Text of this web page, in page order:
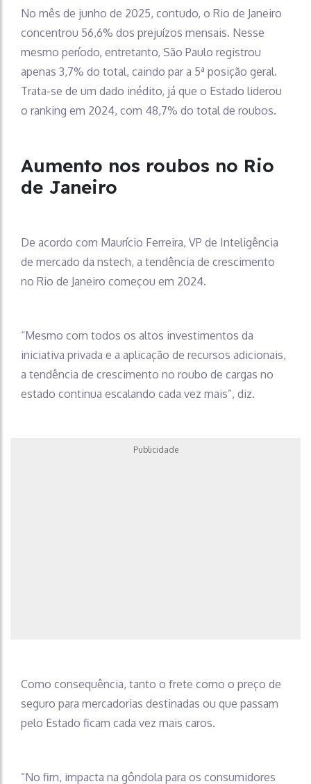
No mês de junho de 2025, contudo, o Rio de Janeiro
concentrou 56,6% dos prejuízos mensais. Nesse
mesmo período, entretanto, São Paulo registrou
apenas 3,7% do total, caindo par a 5ª posição geral.
Trata-se de um dado inédito, já que o Estado liderou
o ranking em 2024, com 48,7% do total de roubos.
Aumento nos roubos no Rio
de Janeiro
De acordo com Maurício Ferreira, VP de Inteligência
de mercado da nstech, a tendência de crescimento
no Rio de Janeiro começou em 2024.
“Mesmo com todos os altos investimentos da
iniciativa privada e a aplicação de recursos adicionais,
a tendência de crescimento no roubo de cargas no
estado continua escalando cada vez mais”, diz.
Publicidade
Como consequência, tanto o frete como o preço de
seguro para mercadorias destinadas ou que passam
pelo Estado ficam cada vez mais caros.
“No fim, impacta na gôndola para os consumidores